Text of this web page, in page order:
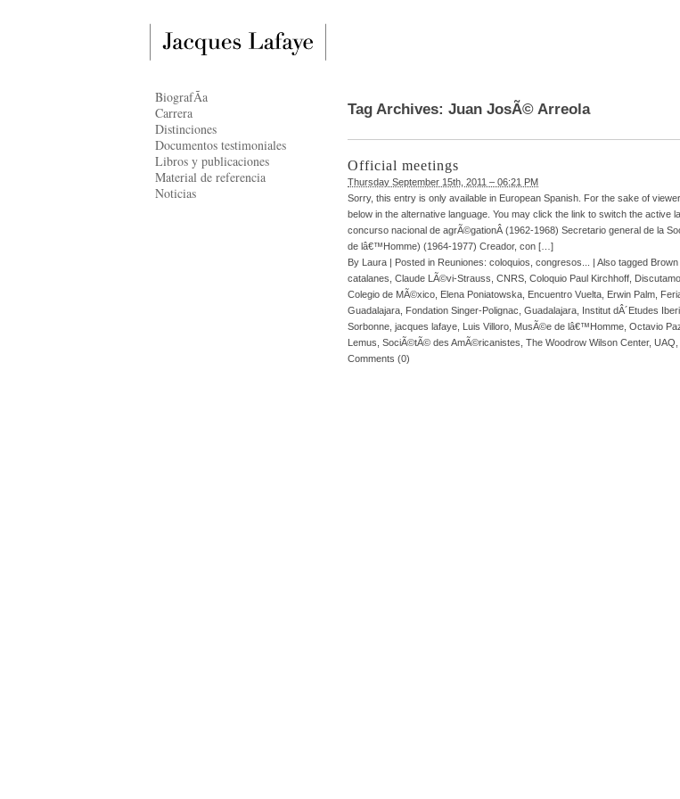
Tag Archives: Juan JosÃ© Arreola
Official meetings
Thursday September 15th, 2011 – 06:21 PM
Sorry, this entry is only available in European Spanish. For the sake of
below in the alternative language. You may click the link to switch the active
concurso nacional de agrÃ©gationÂ (1962-1968) Secretario general de la
de lâ€™Homme) (1964-1977) Creador, con […]
By Laura | Posted in Reuniones: coloquios, congresos... | Also tagged
catalanes Claude LÃ©vi-Strauss CNRS Coloquio Paul Kirchhoff
Colegio de MÃ©xico Elena Poniatowska Encuentro Vuelta Erwin Palm
Guadalajara Fondation Singer-Polignac Guadalajara Institut dÂ´Etudes
Sorbonne jacques lafaye Luis Villoro MusÃ©e de lâ€™Homme Octavio
Lemus SociÃ©tÃ© des AmÃ©ricanistes The Woodrow Wilson Center, UAQ
Comments (0)
BiografÃ­a
Carrera
Distinciones
Documentos testimoniales
Libros y publicaciones
Material de referencia
Noticias